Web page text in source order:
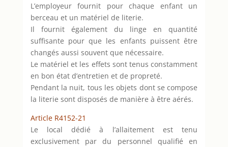
L’employeur fournit pour chaque enfant un
berceau et un matériel de literie.
Il fournit également du linge en quantité
suffisante pour que les enfants puissent être
changés aussi souvent que nécessaire.
Le matériel et les effets sont tenus constamment
en bon état d’entretien et de propreté.
Pendant la nuit, tous les objets dont se compose
la literie sont disposés de manière à être aérés.
Article R4152-21
Le local dédié à l’allaitement est tenu
exclusivement par du personnel qualifié en